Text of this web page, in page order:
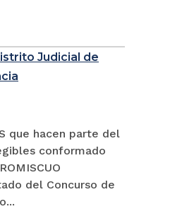
Judicial de
que hacen parte del
conformado
del Concurso de